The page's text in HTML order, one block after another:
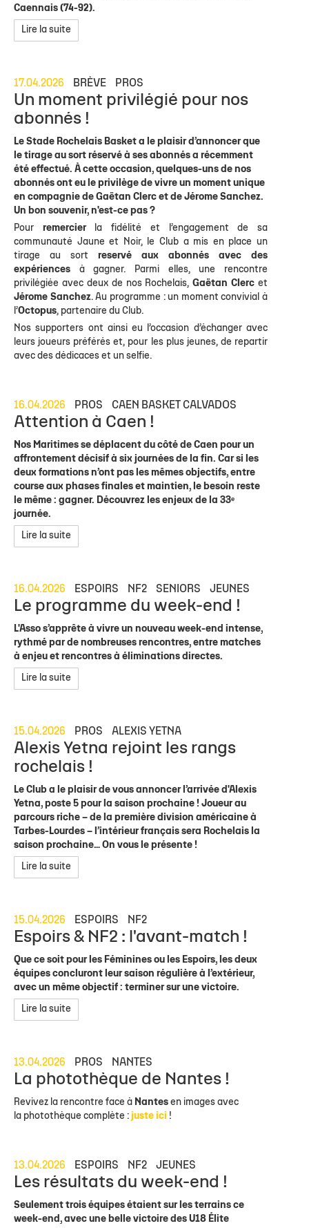
Caennais (74-92).
Lire la suite
17.04.2026 BRÈVE PROS
Un moment privilégié pour nos
abonnés !
Le Stade Rochelais Basket a le plaisir d’annoncer que
le tirage au sort réservé à ses abonnés a récemment
été effectué. À cette occasion, quelques-uns de nos
abonnés ont eu le privilège de vivre un moment unique
en compagnie de Gaëtan Clerc et de Jérome Sanchez.
Un bon souvenir, n'est-ce pas ?
Pour remercier
la fidélité et l’engagement de sa
communauté Jaune et Noir, le Club a mis en place un
tirage au sort reservé aux abonnés avec des
expériences à gagner. Parmi elles, une rencontre
privilégiée avec deux de nos Rochelais,Gaëtan Clerc et
Jérome Sanchez. Au programme : un moment convivial à
l’Octopus, partenaire du Club.
Nos supporters ont ainsi eu l’occasion d’échanger avec
leurs joueurs préférés et, pour les plus jeunes, de repartir
avec des dédicaces et un selfie.
16.04.2026 PROS CAEN BASKET CALVADOS
Attention à Caen !
Nos Maritimes se déplacent du côté de Caen pour un
affrontement décisif à six journées de la fin. Car si les
deux formations n’ont pas les mêmes objectifs, entre
course aux phases finales et maintien, le besoin reste
le même : gagner. Découvrez les enjeux de la 33ᵉ
journée.
Lire la suite
16.04.2026 ESPOIRS NF2 SENIORS JEUNES
Le programme du week-end !
L'Asso s’apprête à vivre un nouveau week-end intense,
rythmé par de nombreuses rencontres, entre matches
à enjeu et rencontres à éliminations directes.
Lire la suite
15.04.2026 PROS ALEXIS YETNA
Alexis Yetna rejoint les rangs
rochelais !
Le Club a le plaisir de vous annoncer l’arrivée d'Alexis
Yetna, poste 5 pour la saison prochaine ! Joueur au
parcours riche – de la première division américaine à
Tarbes-Lourdes – l’intérieur français sera Rochelais la
saison prochaine… On vous le présente !
Lire la suite
15.04.2026 ESPOIRS NF2
Espoirs & NF2 : l'avant-match !
Que ce soit pour les Féminines ou les Espoirs, les deux
équipes concluront leur saison régulière à l’extérieur,
avec un même objectif : terminer sur une victoire.
Lire la suite
13.04.2026 PROS NANTES
La photothèque de Nantes !
Revivez la rencontre face à Nantes en images avec
la photothèque complète : juste ici !
13.04.2026 ESPOIRS NF2 JEUNES
Les résultats du week-end !
Seulement trois équipes étaient sur les terrains ce
week-end, avec une belle victoire des U18 Élite